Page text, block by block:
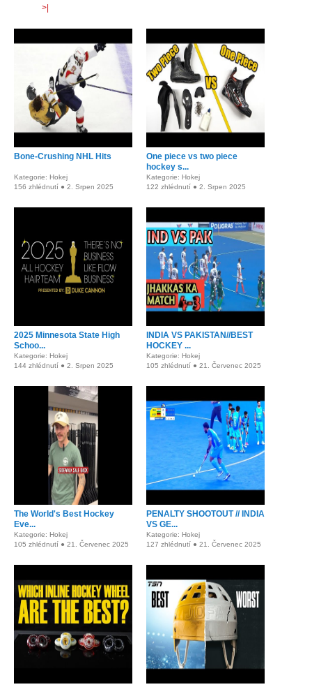
>|
Bone-Crushing NHL Hits
Kategorie: Hokej
156 zhlédnutí ● 2. Srpen 2025
One piece vs two piece
hockey s...
Kategorie: Hokej
122 zhlédnutí ● 2. Srpen 2025
2025 Minnesota State High
Schoo...
Kategorie: Hokej
144 zhlédnutí ● 2. Srpen 2025
INDIA VS PAKISTAN//BEST
HOCKEY ...
Kategorie: Hokej
105 zhlédnutí ● 21. Červenec 2025
The World's Best Hockey
Eve...
Kategorie: Hokej
105 zhlédnutí ● 21. Červenec 2025
PENALTY SHOOTOUT // INDIA
VS GE...
Kategorie: Hokej
127 zhlédnutí ● 21. Červenec 2025